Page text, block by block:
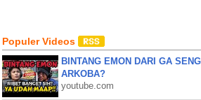
Populer Videos
BINTANG EMON DARI GA
ARKOBA?
youtube.com